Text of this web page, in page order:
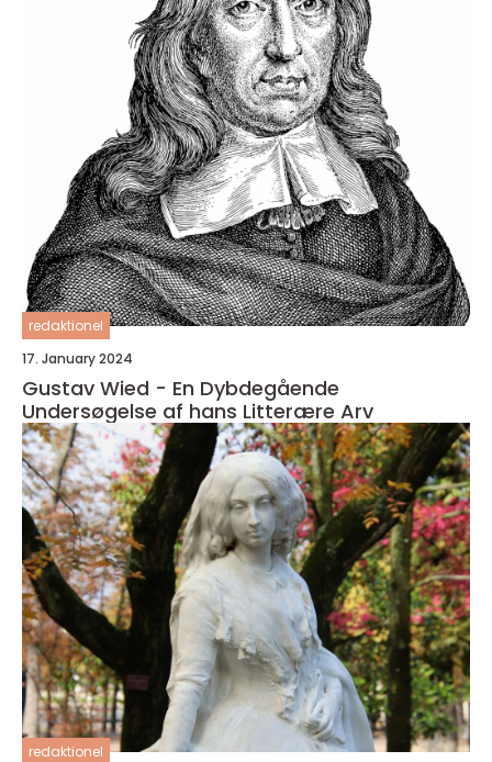
redaktionel
17. January 2024
Gustav Wied - En Dybdegående
Undersøgelse af hans Litterære Arv
redaktionel